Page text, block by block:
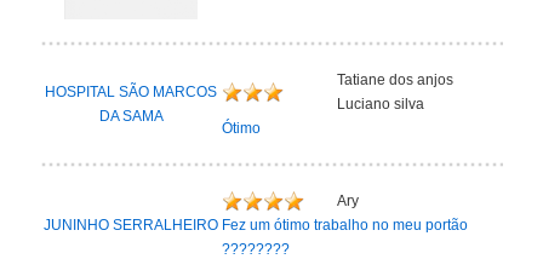
HOSPITAL SÃO MARCOS
DA SAMA
Tatiane dos anjos
Luciano silva
Ótimo
JUNINHO SERRALHEIRO
Ary
Fez um ótimo trabalho no meu portão
????????